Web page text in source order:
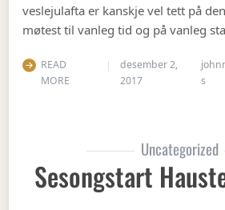
veslejulafta er kanskje vel tett på
møtest til vanleg tid og på vanleg
READ
MORE
desember 2,
2017
s
Uncategorized
Sesongstart